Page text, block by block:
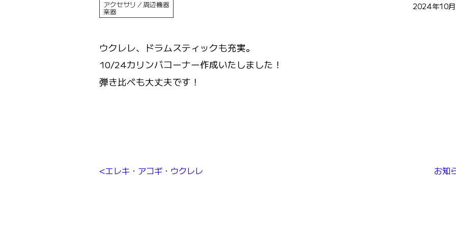
アクセサリ／周辺機器
楽器
2024年10
ウクレレ、ドラムスティックも充実。
10/24カリンバコーナー作成いたしました！
弾き比べも大丈夫です！
エレキ・アコギ・ウクレレ お知